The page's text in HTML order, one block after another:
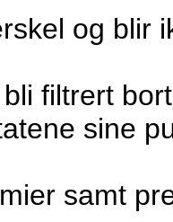
og blir
filtrert
sine
samt